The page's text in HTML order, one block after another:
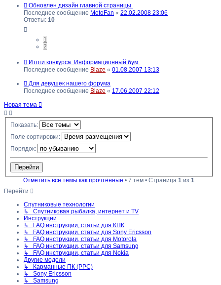
Обновлен дизайн главной страницы.
Последнее сообщение MotoFan « 22.02.2008 23:06
Ответы: 10
1
2
Итоги конкурса: Информационный бум.
Последнее сообщение Blaze « 01.08.2007 13:13
Для девушек нашего форума
Последнее сообщение Blaze « 17.06.2007 22:12
Новая тема
Показать:
Поле сортировки:
Порядок:
Отметить все темы как прочтённые • 7 тем • Страница1 из1
Перейти
Спутниковые технологии
↳ Спутниковая рыбалка, интернет и TV
Инструкции
↳ FAQ инструкции, статьи для КПК
↳ FAQ инструкции, статьи для Sony Ericsson
↳ FAQ инструкции, статьи для Motorola
↳ FAQ инструкции, статьи для Samsung
↳ FAQ инструкции, статьи для Nokia
Другие модели
↳ Карманные ПК (PPC)
↳ Sony Ericsson
↳ Samsung